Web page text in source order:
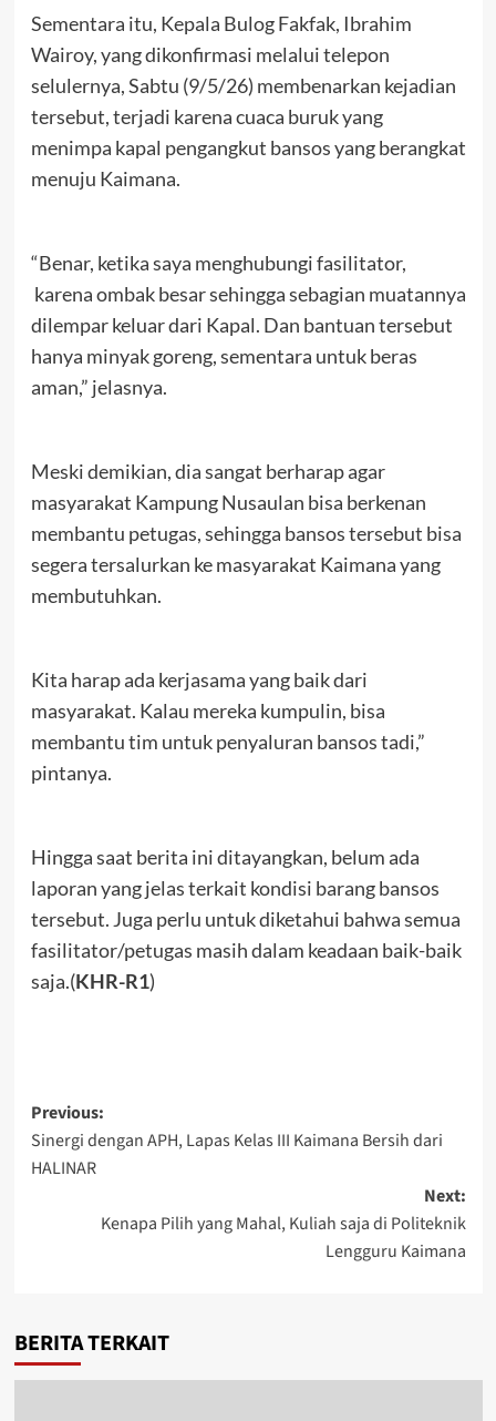
Sementara itu, Kepala Bulog Fakfak, Ibrahim
Wairoy, yang dikonfirmasi melalui telepon
selulernya, Sabtu (9/5/26) membenarkan kejadian
tersebut, terjadi karena cuaca buruk yang
menimpa kapal pengangkut bansos yang berangkat
menuju Kaimana.
“Benar, ketika saya menghubungi fasilitator,
karena ombak besar sehingga sebagian muatannya
dilempar keluar dari Kapal. Dan bantuan tersebut
hanya minyak goreng, sementara untuk beras
aman,” jelasnya.
Meski demikian, dia sangat berharap agar
masyarakat Kampung Nusaulan bisa berkenan
membantu petugas, sehingga bansos tersebut bisa
segera tersalurkan ke masyarakat Kaimana yang
membutuhkan.
Kita harap ada kerjasama yang baik dari
masyarakat. Kalau mereka kumpulin, bisa
membantu tim untuk penyaluran bansos tadi,”
pintanya.
Hingga saat berita ini ditayangkan, belum ada
laporan yang jelas terkait kondisi barang bansos
tersebut. Juga perlu untuk diketahui bahwa semua
fasilitator/petugas masih dalam keadaan baik-baik
saja.(KHR-R1)
Post
navigation
Previous:
Sinergi dengan APH, Lapas Kelas III Kaimana Bersih dari
HALINAR
Next:
Kenapa Pilih yang Mahal, Kuliah saja di Politeknik
Lengguru Kaimana
BERITA TERKAIT